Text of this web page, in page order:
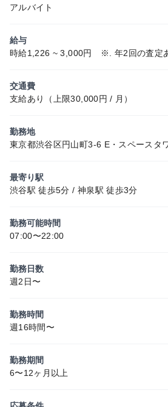
アルバイト
給与
時給1,226 ~ 3,000円 ※. 年2回の査定
交通費
支給あり（上限30,000円 / 月）
勤務地
東京都渋谷区円山町3-6 E・スペースタ
最寄り駅
渋谷駅 徒歩5分 / 神泉駅 徒歩3分
勤務可能時間
07:00〜22:00
勤務日数
週2日〜
勤務時間
週16時間〜
勤務期間
6〜12ヶ月以上